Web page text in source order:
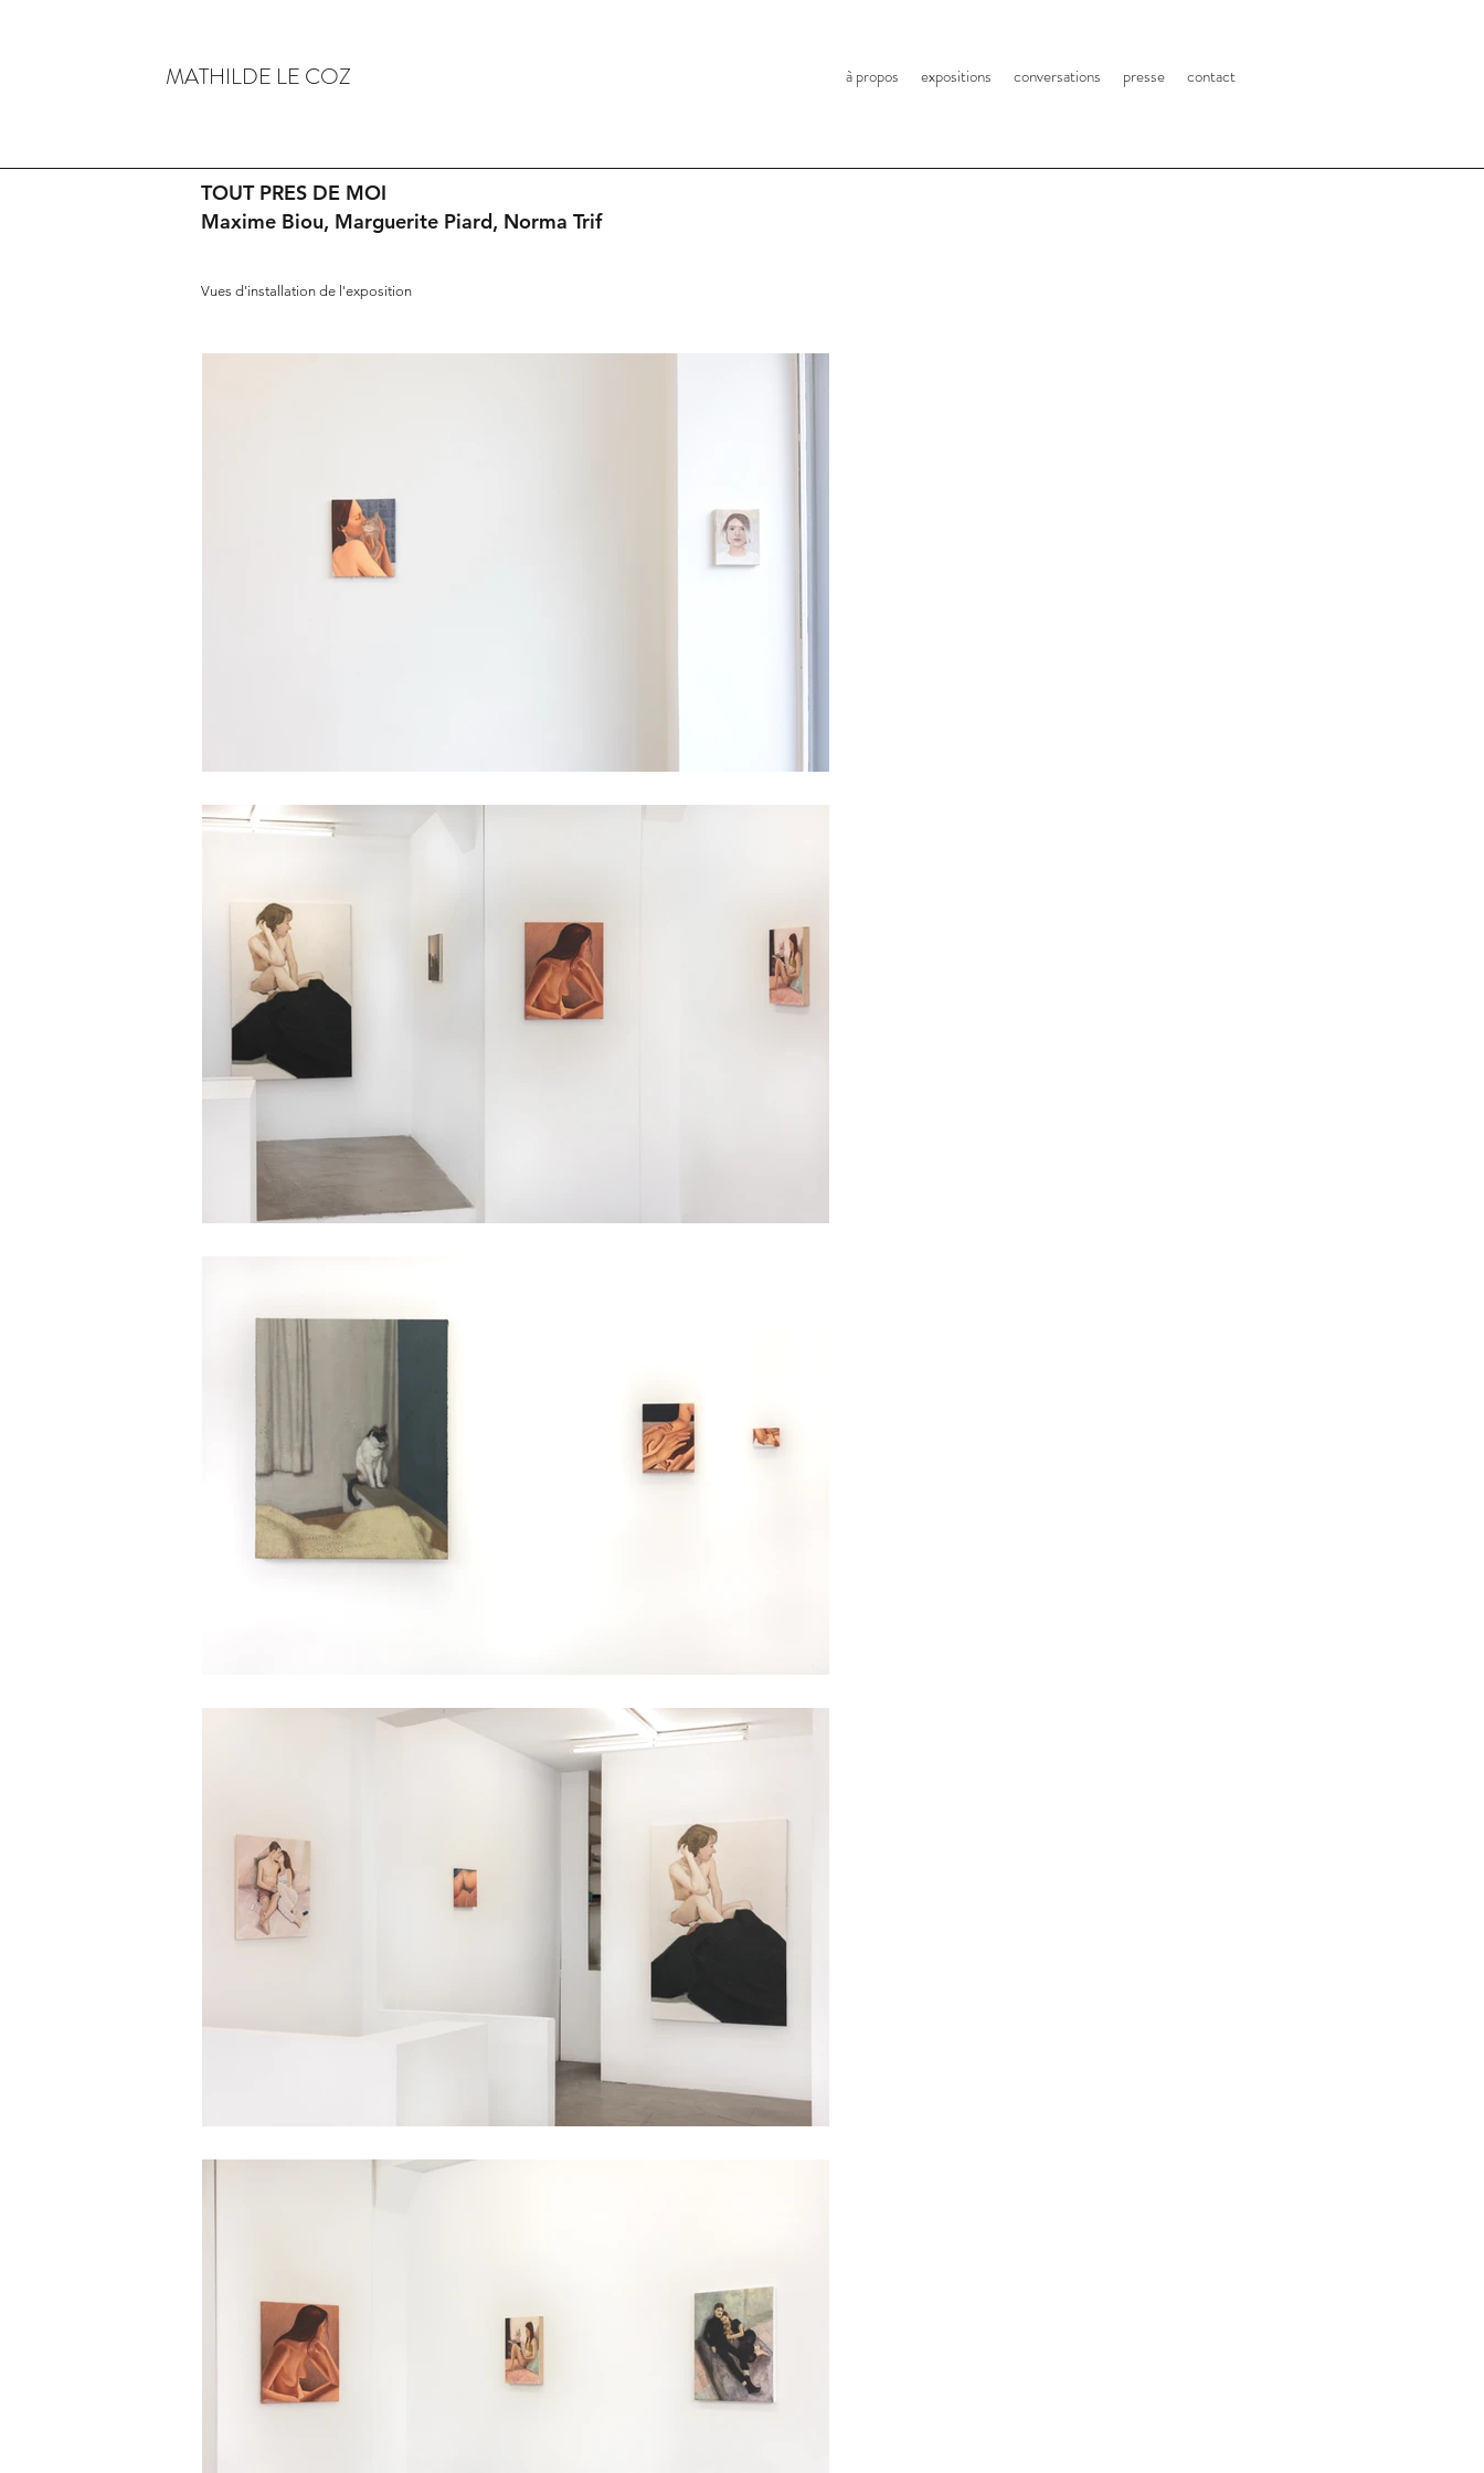
MATHILDE LE COZ à propos expositions conversations presse contact
TOUT PRES DE MOI
Maxime Biou, Marguerite Piard, Norma Trif
Vues d'installation de l'exposition